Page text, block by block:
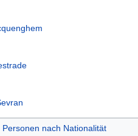
Personen nach Nationalität